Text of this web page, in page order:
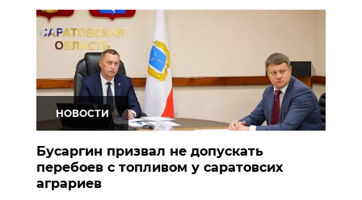
НОВОСТИ
Бусаргин призвал не допускать
перебоев с топливом у саратовсих
аграриев